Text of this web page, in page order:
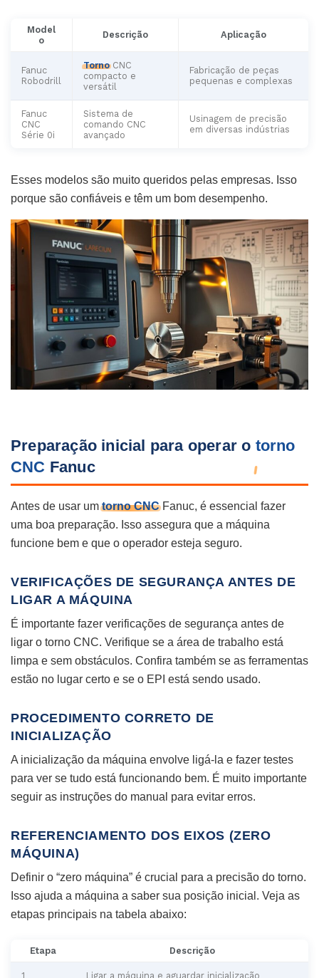
Model
o
Descrição Aplicação
Fanuc
Robodrill
TornoCNC
compacto e
versátil
Fabricação de peças
pequenas e complexas
Fanuc
CNC
Série 0i
Sistema de
comando CNC
avançado
Usinagem de precisão
em diversas indústrias
Esses modelos são muito queridos pelas empresas. Isso
porque são confiáveis e têm um bom desempenho.
Preparação inicial para operar o torno
CNC Fanuc
Antes de usar umtorno CNCFanuc, é essencial fazer
uma boa preparação. Isso assegura que a máquina
funcione bem e que o operador esteja seguro.
VERIFICAÇÕES DE SEGURANÇA ANTES DE
LIGAR A MÁQUINA
É importante fazer verificações de segurança antes de
ligar o torno CNC. Verifique se a área de trabalho está
limpa e sem obstáculos. Confira também se as ferramentas
estão no lugar certo e se o EPI está sendo usado.
PROCEDIMENTO CORRETO DE
INICIALIZAÇÃO
A inicialização da máquina envolve ligá-la e fazer testes
para ver se tudo está funcionando bem. É muito importante
seguir as instruções do manual para evitar erros.
REFERENCIAMENTO DOS EIXOS (ZERO
MÁQUINA)
Definir o “zero máquina” é crucial para a precisão do torno.
Isso ajuda a máquina a saber sua posição inicial. Veja as
etapas principais na tabela abaixo:
Etapa Descrição
1 Ligar a máquina e aguardar inicialização